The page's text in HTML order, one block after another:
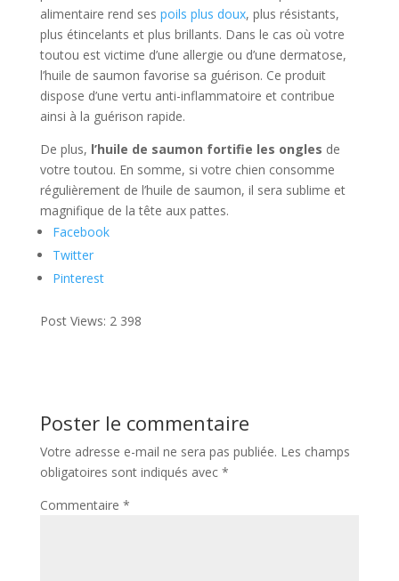
alimentaire rend ses poils plus doux, plus résistants,
plus étincelants et plus brillants. Dans le cas où votre
toutou est victime d’une allergie ou d’une dermatose,
l’huile de saumon favorise sa guérison. Ce produit
dispose d’une vertu anti-inflammatoire et contribue
ainsi à la guérison rapide.
De plus, l’huile de saumon fortifie les ongles de
votre toutou. En somme, si votre chien consomme
régulièrement de l’huile de saumon, il sera sublime et
magnifique de la tête aux pattes.
Facebook
Twitter
Pinterest
Post Views: 2 398
Poster le commentaire
Votre adresse e-mail ne sera pas publiée. Les champs
obligatoires sont indiqués avec *
Commentaire *